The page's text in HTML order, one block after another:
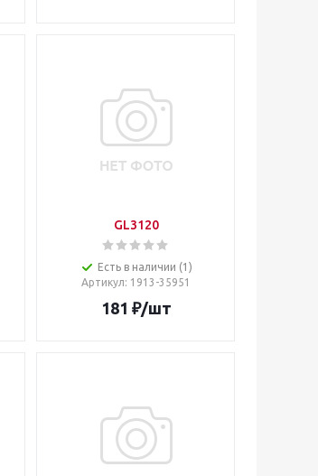
GL3120
Есть в наличии (1)
Артикул: 1913-35951
181 ₽/шт